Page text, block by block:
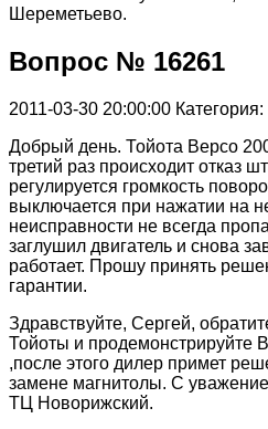
Шереметьево.
Вопрос № 16261
2011-03-30 20:00:00
Добрый день. Тойота Версо
третий раз происходит отказ
регулируется громкость
выключается при нажатии на
неисправности не всегда
заглушил двигатель и снова
работает. Прошу принять
гарантии.
Здравствуйте, Сергей,
Тойоты и продемонстрируйте
,после этого дилер примет
замене магнитолы. С
ТЦ Новорижский.